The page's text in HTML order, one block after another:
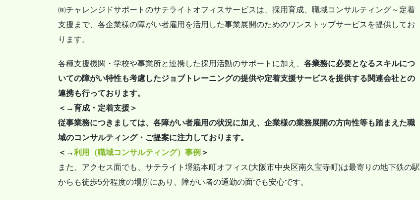
㈱チャレンジドサポートのサテライトオフィスサービスは、採用育成、職域コンサルティング～定着
支援まで、各企業様の障がい者雇用を活用した事業展開のためのワンストップサービスを提供してお
ります。
各種支援機関・学校や事業所と連携した採用活動のサポートに加え、 各業務に必要となるスキルにつ
いての障がい特性も考慮したジョブトレーニングの提供や定着支援サービスを提供する関連会社との
連携も行っております。
＜→育成・定着支援＞
従事業務につきましては、各障がい者雇用の状況に加え、企業様の業務展開の方向性等も踏まえた職
域のコンサルティング・ご提案に注力しております。
＜→利用（職域コンサルティング）事例 ＞
また、アクセス面でも、サテライト堺筋本町オフィス(大阪市中央区南久宝寺町)は最寄りの地下鉄の駅
からも徒歩5分程度の場所にあり、障がい者の通勤の面でも安心です。